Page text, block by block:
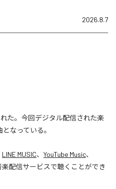
2026.8.7
れた。今回デジタル配信された楽
なっている。
LINE MUSIC、 YouTube Music、
楽配信サービスで聴くことができ